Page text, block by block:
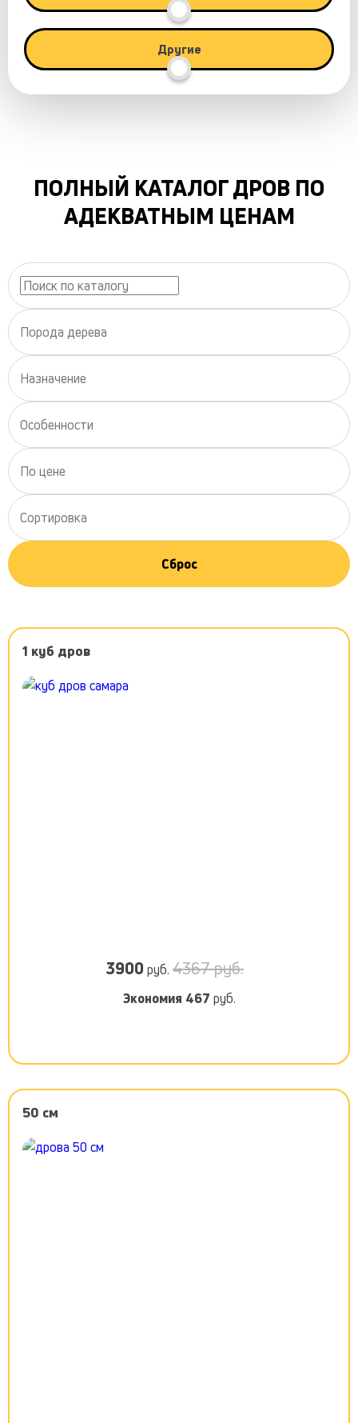
Другие
ПОЛНЫЙ КАТАЛОГ ДРОВ ПО
АДЕКВАТНЫМ ЦЕНАМ
Порода дерева
Назначение
Особенности
По цене
Сортировка
Сброс
1 куб дров
3900 руб. 4367 руб.
Экономия 467 руб.
50 см